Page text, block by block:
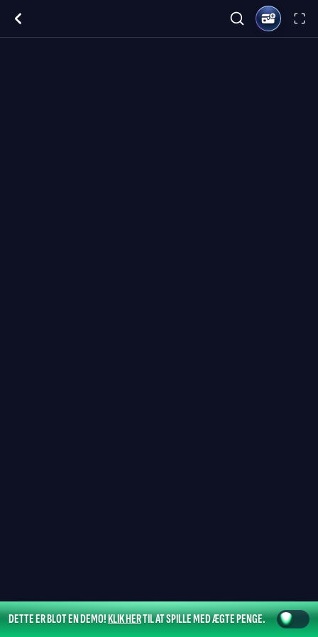
DETTE ER BLOT EN DEMO!KLIK HERTIL AT SPILLE MED ÆGTE PENGE.